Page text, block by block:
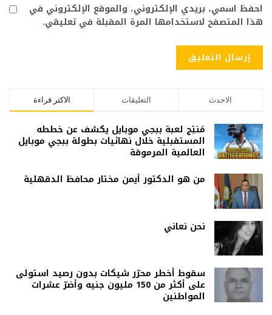
احفظ اسمي، بريدي الإلكتروني، والموقع الإلكتروني في
هذا المتصفح لاستخدامها المرة المقبلة في تعليقي.
الاكثر قراءة التعليقات الاحدث
مُنتِج لعبة ببجي موبايل يكشف عن خططه
المستقبلية خلال نهائيات بطولة ببجي موبايل
العالمية المرموقة
من هو الدكتور أيمن مختار محافظ الدقهلية
نحن نعاني
سقوط أخطر محرّر شيكات بدون رصيد استولى
على أكثر من 150 مليون جنيه وأضرّ عشرات
المواطنين